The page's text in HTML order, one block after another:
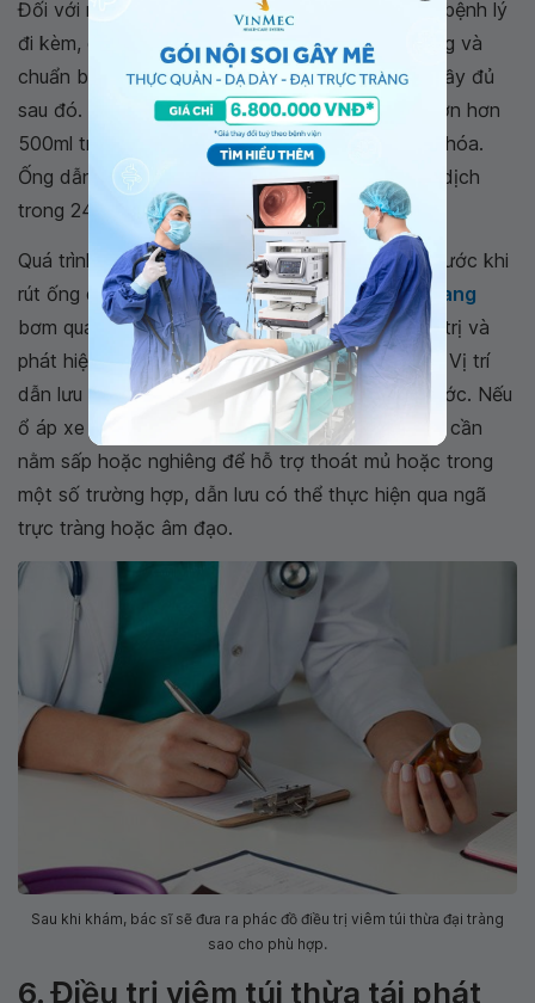
Đối với những bệnh nhân không thể mổ do các bệnh lý
đi kèm, dẫn lưu cũng có thể giúp giảm triệu chứng và
chuẩn bị bệnh nhân cho một kế hoạch điều trị đầy đủ
sau đó. Nếu lượng dịch qua ống dẫn lưu (ODL) lớn hơn
500ml trong 24 giờ đầu, cần nghi ngờ có rò tiêu hóa.
Ống dẫn lưu sẽ được rút khi chỉ còn ít hơn 10ml dịch
trong 24 giờ.
Quá trình điều trị có thể kéo dài đến 30 ngày. Trước khi
rút ống dẫn lưu, việc chụp CT vớithuốc cản quang
bơm qua ODL có thể giúp đánh giá kết quả điều trị và
phát hiện các đường thông nối với ống tiêu hóa. Vị trí
dẫn lưu thường được lựa chọn là thành bụng trước. Nếu
ổ áp xe nằm sâu ở vùng chậu, bệnh nhân có thể cần
nằm sấp hoặc nghiêng để hỗ trợ thoát mủ hoặc trong
một số trường hợp, dẫn lưu có thể thực hiện qua ngã
trực tràng hoặc âm đạo.
Sau khi khám, bác sĩ sẽ đưa ra phác đồ điều trị viêm túi thừa đại tràng
sao cho phù hợp.
6. Điều trị viêm túi thừa tái phát